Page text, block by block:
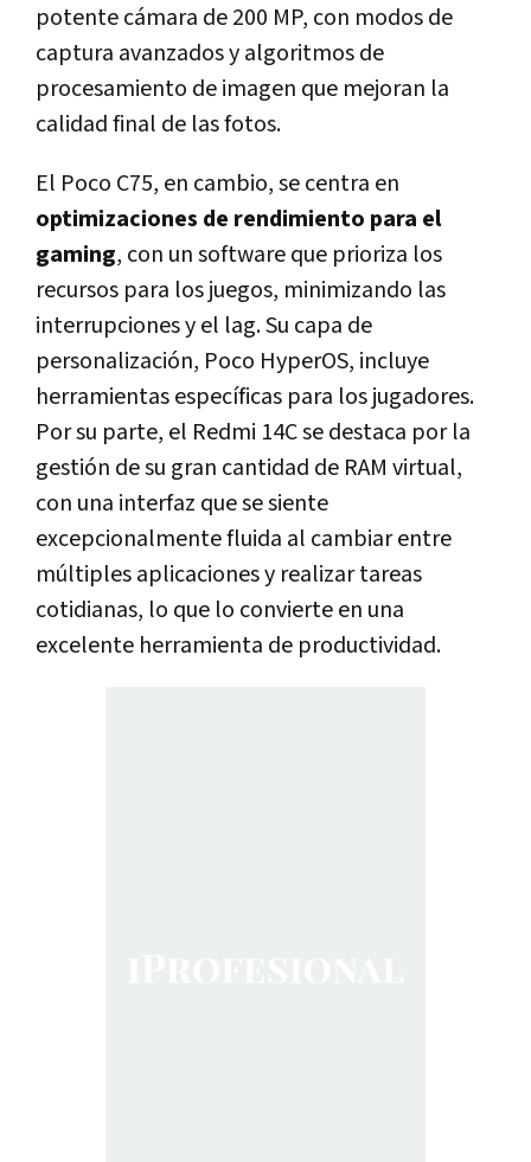
potente cámara de 200 MP, con modos de
captura avanzados y algoritmos de
procesamiento de imagen que mejoran la
calidad final de las fotos.
El Poco C75, en cambio, se centra en
optimizaciones de rendimiento para el
gaming, con un software que prioriza los
recursos para los juegos, minimizando las
interrupciones y el lag. Su capa de
personalización, Poco HyperOS, incluye
herramientas específicas para los jugadores.
Por su parte, el Redmi 14C se destaca por la
gestión de su gran cantidad de RAM virtual,
con una interfaz que se siente
excepcionalmente fluida al cambiar entre
múltiples aplicaciones y realizar tareas
cotidianas, lo que lo convierte en una
excelente herramienta de productividad.